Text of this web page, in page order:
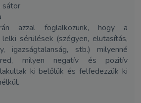
sátor
azzal foglalkozunk, hogy a
sérülések (szégyen, elutasítás,
igazságtalanság, stb.) milyenné
milyen negatív és pozitív
ki belőlük és felfedezzük ki